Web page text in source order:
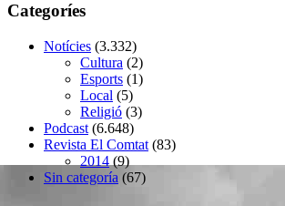
Categoríes
Notícies (3.332)
Cultura (2)
Esports (1)
Local (5)
Religió (3)
Podcast (6.648)
Revista El Comtat (83)
2014 (9)
Sin categoría (67)